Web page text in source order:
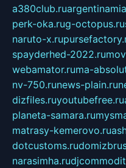
a380club.ru
perk-oka.rug-octopus.ru
naruto-x.ru
spayderhed-2022.ru
webamator.ruma-
nv-750.runews-plain.ru
dizfiles.ruyoutubefree.ru
planeta-samara.ru
matrasy-kemerovo.ru
dotcustoms.ru
narasimha.ru